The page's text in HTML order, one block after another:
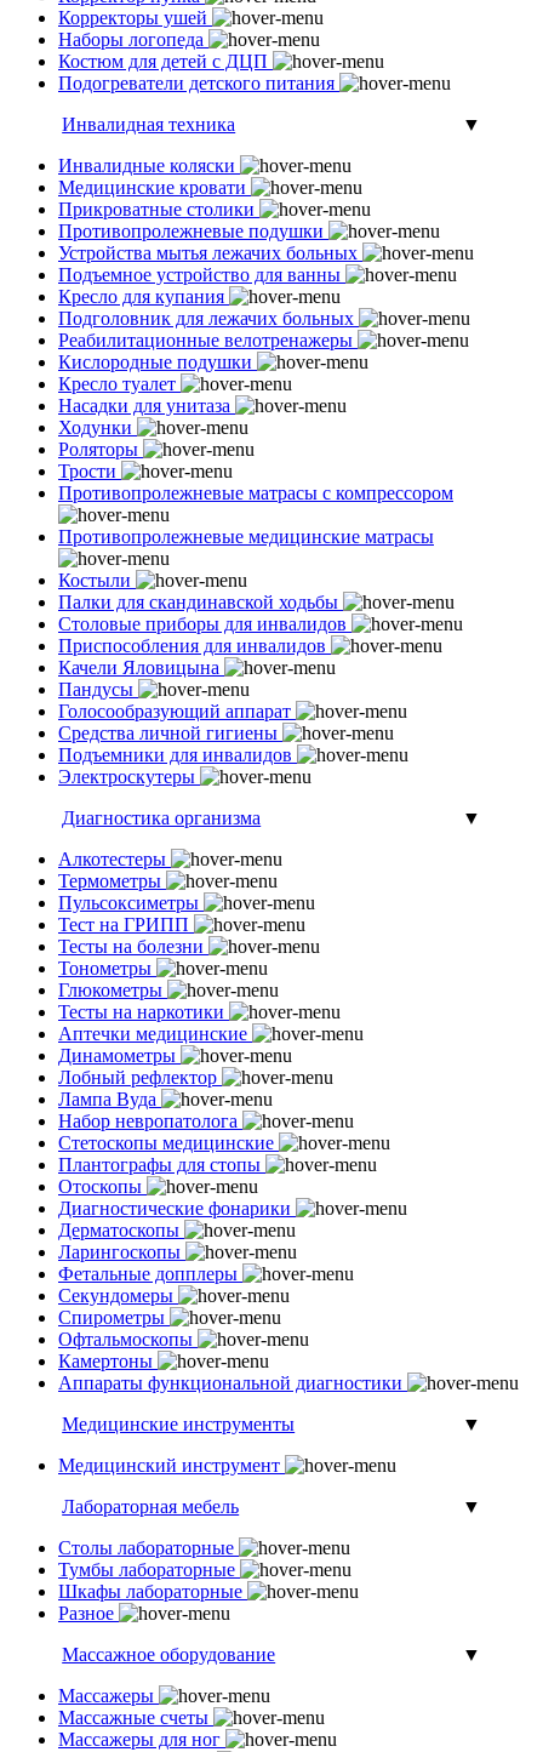
Корректоры ушей
Наборы логопеда
Костюм для детей с ДЦП
Подогреватели детского питания
Инвалидная техника
▼
Инвалидные коляски
Медицинские кровати
Прикроватные столики
Противопролежневые подушки
Устройства мытья лежачих больных
Подъемное устройство для ванны
Кресло для купания
Подголовник для лежачих больных
Реабилитационные велотренажеры
Кислородные подушки
Кресло туалет
Насадки для унитаза
Ходунки
Роляторы
Трости
Противопролежневые матрасы с компрессором
Противопролежневые медицинские матрасы
Костыли
Палки для скандинавской ходьбы
Столовые приборы для инвалидов
Приспособления для инвалидов
Качели Яловицына
Пандусы
Голосообразующий аппарат
Средства личной гигиены
Подъемники для инвалидов
Электроскутеры
Диагностика организма
▼
Алкотестеры
Термометры
Пульсоксиметры
Тест на ГРИПП
Тесты на болезни
Тонометры
Глюкометры
Тесты на наркотики
Аптечки медицинские
Динамометры
Лобный рефлектор
Лампа Вуда
Набор невропатолога
Стетоскопы медицинские
Плантографы для стопы
Отоскопы
Диагностические фонарики
Дерматоскопы
Ларингоскопы
Фетальные допплеры
Секундомеры
Спирометры
Офтальмоскопы
Камертоны
Аппараты функциональной диагностики
Медицинские инструменты
▼
Медицинский инструмент
Лабораторная мебель
▼
Столы лабораторные
Тумбы лабораторные
Шкафы лабораторные
Разное
Массажное оборудование
▼
Массажеры
Массажные счеты
Массажеры для ног